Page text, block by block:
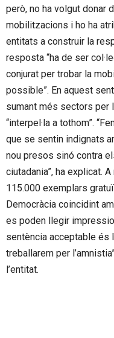
però, no ha volgut donar
mobilitzacions i ho ha
entitats a construir la
resposta “ha de ser
conjurat per trobar la
possible”. En aquest
sumant més sectors per
“interpel·la a tothom”.
que se sentin indignats
nou presos sinó contra
ciutadania”, ha explicat.
115.000 exemplars
Democràcia coincidint
es poden llegir
sentència acceptable és
treballarem per
l’entitat.